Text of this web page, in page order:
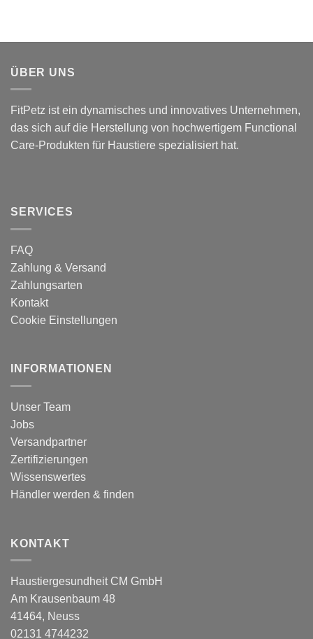
ÜBER UNS
FitPetz ist ein dynamisches und innovatives Unternehmen,
das sich auf die Herstellung von hochwertigem Functional
Care-Produkten für Haustiere spezialisiert hat.
SERVICES
FAQ
Zahlung & Versand
Zahlungsarten
Kontakt
Cookie Einstellungen
INFORMATIONEN
Unser Team
Jobs
Versandpartner
Zertifizierungen
Wissenswertes
Händler werden & finden
KONTAKT
Haustiergesundheit CM GmbH
Am Krausenbaum 48
41464, Neuss
02131 4744232